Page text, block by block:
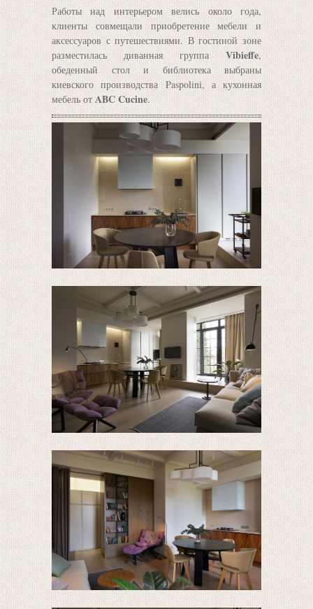
Работы над интерьером велись около года,
клиенты совмещали приобретение мебели и
аксессуаров с путешествиями. В гостиной зоне
разместилась диванная группаVibieffe,
обеденный стол и библиотека выбраны
киевского производства Paspolini, а кухонная
мебель отABC Cucine.